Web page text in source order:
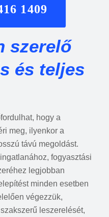
1409
szerelő
és teljes
hogy a
meg, ilyenkor a
távú megoldást.
fogyasztási
legjobban
minden esetben
végezzük,
leszerelését,